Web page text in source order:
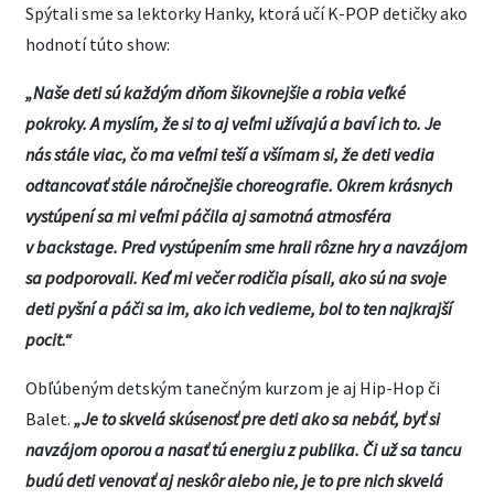
Spýtali sme sa lektorky Hanky, ktorá učí K-POP detičky ako
hodnotí túto show:
„Naše deti sú každým dňom šikovnejšie a robia veľké
pokroky. A myslím, že si to aj veľmi užívajú a baví ich to. Je
nás stále viac, čo ma veľmi teší a všímam si, že deti vedia
odtancovať stále náročnejšie choreografie. Okrem krásnych
vystúpení sa mi veľmi páčila aj samotná atmosféra
v backstage. Pred vystúpením sme hrali rôzne hry a navzájom
sa podporovali. Keď mi večer rodičia písali, ako sú na svoje
deti pyšní a páči sa im, ako ich vedieme, bol to ten najkrajší
pocit.“
Obľúbeným detským tanečným kurzom je aj Hip-Hop či
Balet. „Je to skvelá skúsenosť pre deti ako sa nebáť, byť si
navzájom oporou a nasať tú energiu z publika. Či už sa tancu
budú deti venovať aj neskôr alebo nie, je to pre nich skvelá